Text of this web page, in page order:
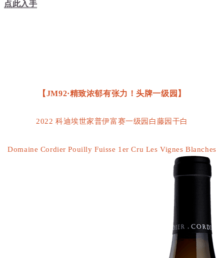
点此入手
【JM92·精致浓郁有张力！头牌一级园】
2022 科迪埃世家普伊富赛一级园白藤园干白
Domaine Cordier Pouilly Fuisse 1er Cru Les Vignes Blanches